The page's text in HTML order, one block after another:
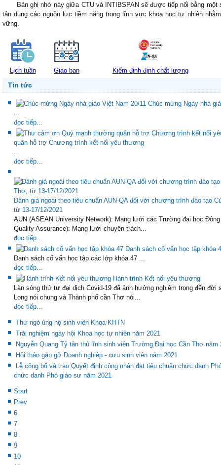
Bản ghi nhớ này giữa CTU và INTIBSPAN sẽ được tiếp nối bằng một
tận dụng các nguồn lực tiềm năng trong lĩnh vực khoa học tự nhiên
vững.
Lịch tuần Giao ban Kiểm định định chất lượng
Tin tức
Chúc mừng Ngày nhà
đọc tiếp...
quân hỗ trợ Chương trình kết nối yêu thương
đọc tiếp...
Đánh giá ngoài theo tiêu chuẩn AUN-QA đối với chương trình đào tạo
từ 13-17/12/2021
AUN (ASEAN University Network): Mạng lưới các Trường đại học
Quality Assurance): Mạng lưới chuyên trách...
đọc tiếp...
Danh sách cố vấn học tập khóa
Danh sách cố vấn học tập các lớp khóa 47 ...
đọc tiếp...
Hành trình Kết nối yêu thương
Làn sóng thứ tư đại dịch Covid-19 đã ảnh hưởng nghiêm trọng đến đời
Long nói chung và Thành phố cần Thơ nói...
đọc tiếp...
Thư ngỏ ủng hộ sinh viên Khoa KHTN
Trải nghiệm ngày hội Khoa học tự nhiên năm 2021
Nguyễn Quang Tỷ tân thủ lĩnh sinh viên Trường Đại học Cần Thơ năm
Hội thảo gặp gỡ Doanh nghiệp - cựu sinh viên năm 2021
Lễ công bố và trao Quyết định công nhận đạt tiêu chuẩn chức danh
chức danh Phó giáo sư năm 2021
Start
Prev
6
7
8
9
10